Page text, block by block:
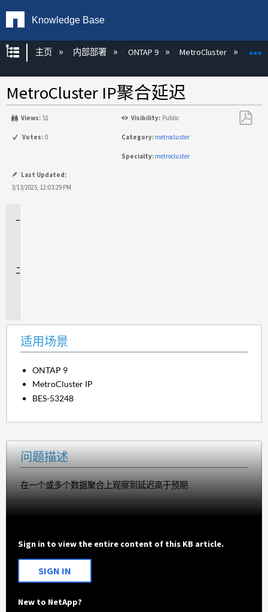
Knowledge Base
扩展/隐缩全局层次
主页 内部部署 ONTAP 9 MetroCluster
MetroCluster IP聚合延迟
Views: 51 Visibility: Public
Votes: 0 Category: metrocluster
Specialty: metrocluster
Last Updated:
3/13/2025, 12:03:29 PM
适用场景
ONTAP 9
MetroCluster IP
BES-53248
问题描述
在一个或多个数据聚合上观察到延迟高于预期
Sign in to view the entire content of this KB article.
SIGN IN
New to NetApp?